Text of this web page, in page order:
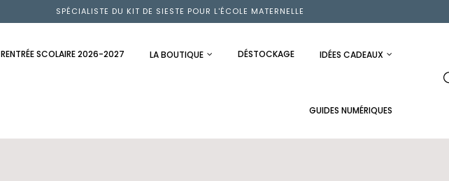
SPÉCIALISTE DU KIT DE SIESTE POUR L'ÉCOLE MATERNELLE
RENTRÉE SCOLAIRE 2026-2027 LA BOUTIQUE DÉSTOCKAGE IDÉES CADEAUX
GUIDES NUMÉRIQUES